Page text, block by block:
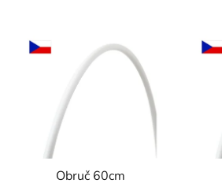
Obruč 60cm